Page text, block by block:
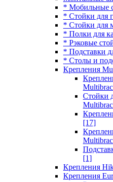
* Мобильные
* Стойки для
* Стойки для
* Полки для
* Рэковые
* Подставки
* Столы и
Крепления
Стойки
[17]
[1]
Крепления
Крепления